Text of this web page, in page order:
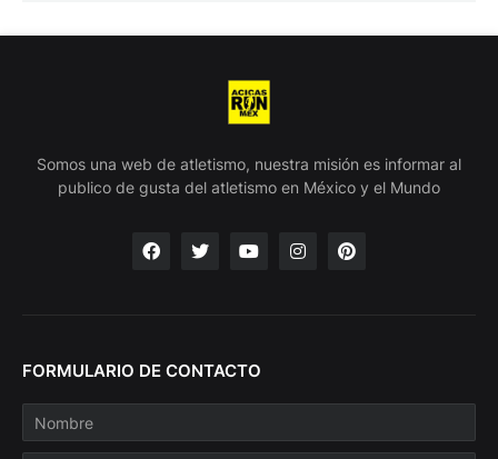
Somos una web de atletismo, nuestra misión es informar al
publico de gusta del atletismo en México y el Mundo
FORMULARIO DE CONTACTO